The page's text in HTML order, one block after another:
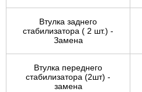
Втулка заднего
стабилизатора ( 2 шт.) -
Замена
Втулка переднего
стабилизатора (2шт) -
замена